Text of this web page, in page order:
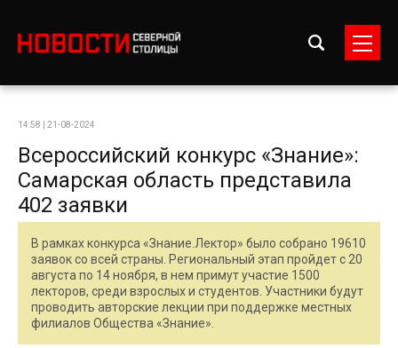
14:58 | 21-08-2024
Всероссийский конкурс «Знание»:
Самарская область представила
402 заявки
В рамках конкурса «Знание.Лектор» было собрано 19610
заявок со всей страны. Региональный этап пройдет с 20
августа по 14 ноября, в нем примут участие 1500
лекторов, среди взрослых и студентов. Участники будут
проводить авторские лекции при поддержке местных
филиалов Общества «Знание».